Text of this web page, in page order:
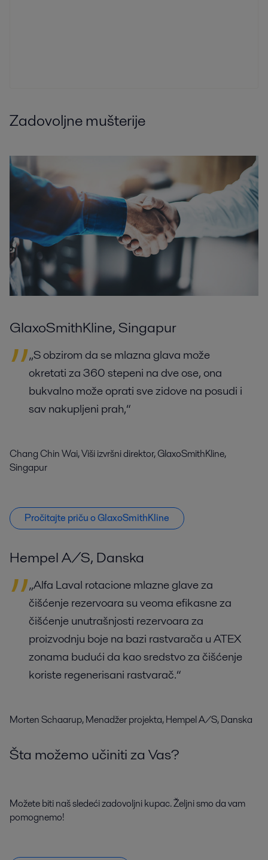
Zadovoljne mušterije
GlaxoSmithKline, Singapur
„S obzirom da se mlazna glava može
okretati za 360 stepeni na dve ose, ona
bukvalno može oprati sve zidove na posudi i
sav nakupljeni prah,“
Chang Chin Wai, Viši izvršni direktor, GlaxoSmithKline,
Singapur
Pročitajte priču o GlaxoSmithKline
Hempel A/S, Danska
„Alfa Laval rotacione mlazne glave za
čišćenje rezervoara su veoma efikasne za
čišćenje unutrašnjosti rezervoara za
proizvodnju boje na bazi rastvarača u ATEX
zonama budući da kao sredstvo za čišćenje
koriste regenerisani rastvarač.“
Morten Schaarup, Menadžer projekta, Hempel A/S, Danska
Šta možemo učiniti za Vas?
Možete biti naš sledeći zadovoljni kupac. Željni smo da vam
pomognemo!